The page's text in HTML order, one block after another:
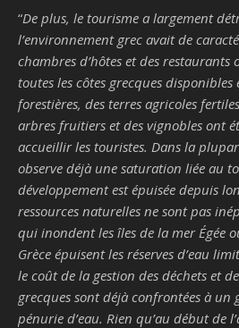
“De plus, le tourisme a largement
l’environnement grec avait de
chambres d’hôtes et des
toutes les côtes grecques disponibles
forestières, des terres agricoles
arbres fruitiers et des vignobles ont
accueillir les touristes. Dans la
observe déjà une saturation liée au
développement est épuisée depuis
ressources naturelles ne sont pas
qui inondent les îles de la mer Égée
Grèce épuisent les réserves d’eau
le coût de la gestion des déchets et
grecques sont déjà confrontées à un
pénurie d’eau. Rien qu’au début de